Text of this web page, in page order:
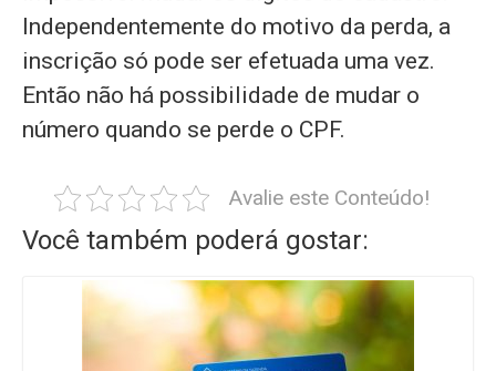
Independentemente do motivo da perda, a
inscrição só pode ser efetuada uma vez.
Então não há possibilidade de mudar o
número quando se perde o CPF.
Avalie este Conteúdo!
Você também poderá gostar: